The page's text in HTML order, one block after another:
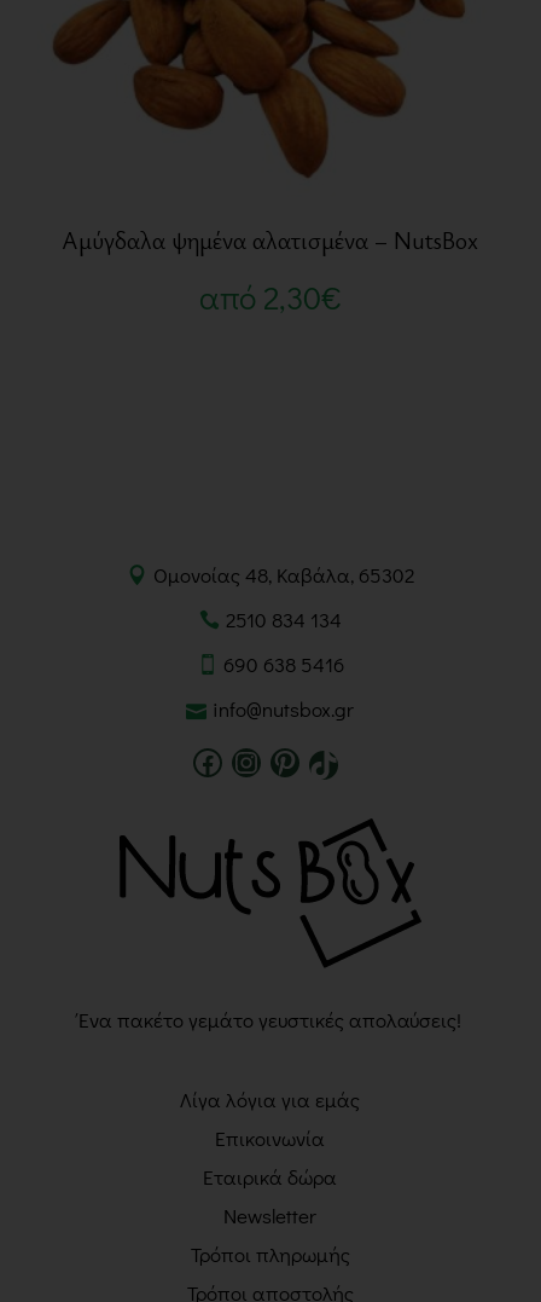
Αμύγδαλα ψημένα αλατισμένα – NutsBox
από 2,30€
Ομονοίας 48, Καβάλα, 65302
2510 834 134
690 638 5416
info@nutsbox.gr
Ένα πακέτο γεμάτο γευστικές απολαύσεις!
Λίγα λόγια για εμάς
Επικοινωνία
Εταιρικά δώρα
Newsletter
Τρόποι πληρωμής
Τρόποι αποστολής